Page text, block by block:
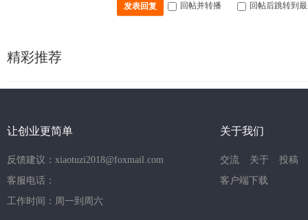
发表回复 回帖并转播 回帖后跳转到
精彩推荐
让创业更简单
反馈建议：xiaotuzi2018@foxmail.com
客服电话：
工作时间：周一到周六
关于我们
交流 关于
投稿
客户端下载